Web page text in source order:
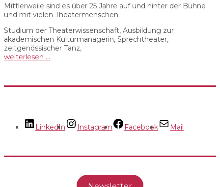
Mittlerweile sind es über 25 Jahre auf und hinter der Bühne
und mit vielen Theatermenschen.
Studium der Theaterwissenschaft, Ausbildung zur
akademischen Kulturmanagerin, Sprechtheater,
zeitgenössischer Tanz,
weiterlesen …
LinkedIn Instagram Facebook Mail